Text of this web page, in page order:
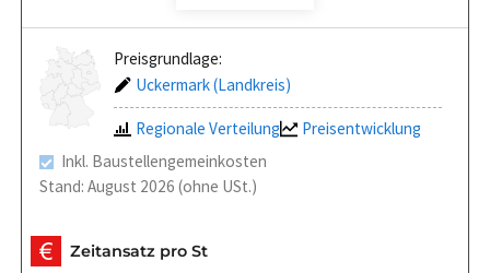
Preisgrundlage:
Uckermark (Landkreis)
Regionale Verteilung
Preisentwicklung
Inkl. Baustellengemeinkosten
Stand: August 2026 (ohne USt.)
Zeitansatz pro St